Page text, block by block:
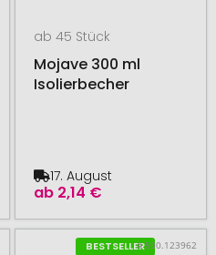
ab 45 Stück
Mojave 300 ml
Isolierbecher
ab 2,14 €
17. August
BESTSELLER# 500.123962